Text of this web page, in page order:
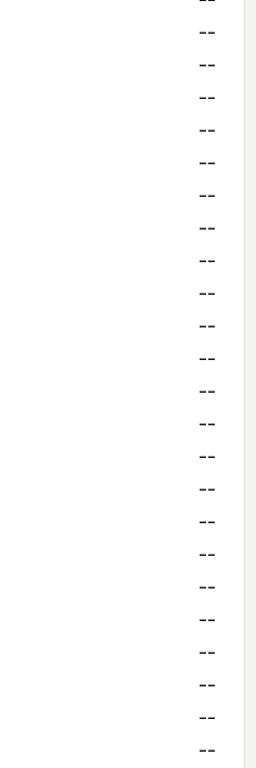
--
--
--
--
--
--
--
--
--
--
--
--
--
--
--
--
--
--
--
--
--
--
--